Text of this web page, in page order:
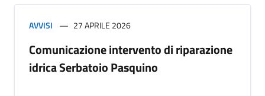
AVVISI 27 APRILE 2026
Comunicazione intervento di riparazione
idrica Serbatoio Pasquino